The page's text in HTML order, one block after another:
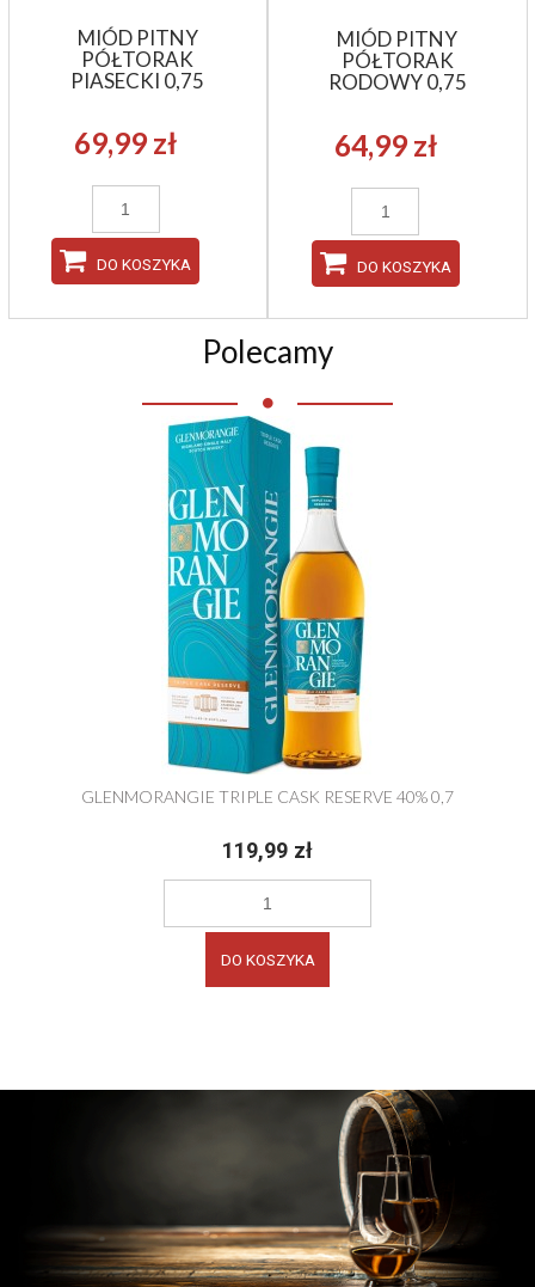
MIÓD PITNY
PÓŁTORAK
PIASECKI 0,75
69,99 zł
DO KOSZYKA
MIÓD PITNY
PÓŁTORAK
RODOWY 0,75
64,99 zł
DO KOSZYKA
Polecamy
GLENMORANGIE TRIPLE CASK RESERVE 40% 0,7
119,99 zł
DO KOSZYKA